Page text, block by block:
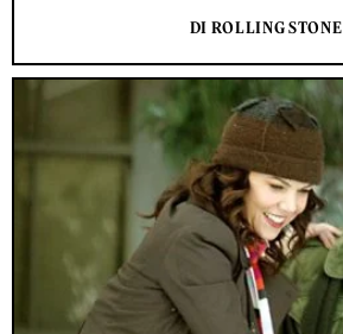
DI ROLLING STONE